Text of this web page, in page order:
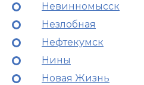
Невинномысск
Незлобная
Нефтекумск
Нины
Новая Жизнь